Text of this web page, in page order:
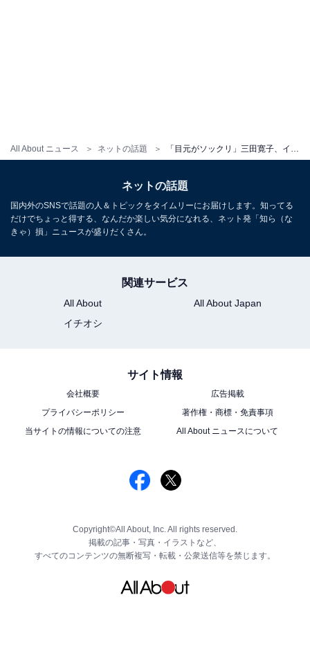
All About ニュース ネットの話題
ネットの話題
国内外のSNSで話題の人＆トピックをタイムリーにお届けします。知ってる
だけでちょっと得する、なんだか楽しい気分になれる、ネット発「知ら（な
きゃ）損」ニュースが盛りだくさん。
関連サービス
All About
All About Japan
イチオシ
サイト情報
会社概要
広告掲載
プライバシーポリシー
著作権・商標・免責事項
当サイトの情報についての注意
All About ニュースについて
Copyright©All About, Inc. All rights reserved.
掲載の記事・写真・イラストなど、
すべてのコンテンツの無断複写・転載・公衆送信等を禁じます。